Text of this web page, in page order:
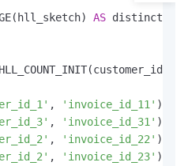
AS
, 'invoice_id_11' ),
, 'invoice_id_31' ),
, 'invoice_id_22' ),
, 'invoice_id_23' ),